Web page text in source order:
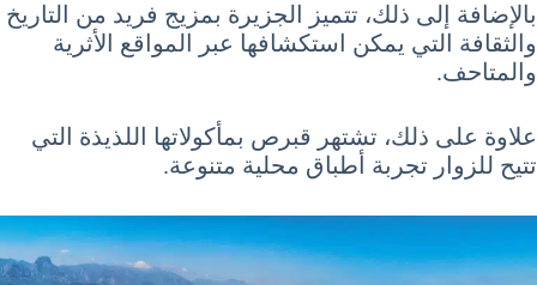
بالإضافة إلى ذلك، تتميز الجزيرة بمزيج فريد من التاريخ
والثقافة التي يمكن استكشافها عبر المواقع الأثرية
والمتاحف.
علاوة على ذلك، تشتهر قبرص بمأكولاتها اللذيذة التي
تتيح للزوار تجربة أطباق محلية متنوعة.